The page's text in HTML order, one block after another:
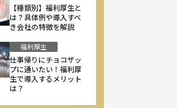
【種類別】福利厚生と
は？具体例や導入すべ
き会社の特徴を解説
福利厚生
仕事帰りにチョコザッ
プに通いたい！福利厚
生で導入するメリット
は？